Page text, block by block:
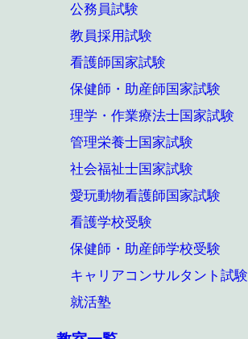
公務員試験
教員採用試験
看護師国家試験
保健師・助産師国家試験
理学・作業療法士国家試験
管理栄養士国家試験
社会福祉士国家試験
愛玩動物看護師国家試験
看護学校受験
保健師・助産師学校受験
キャリアコンサルタント試験
就活塾